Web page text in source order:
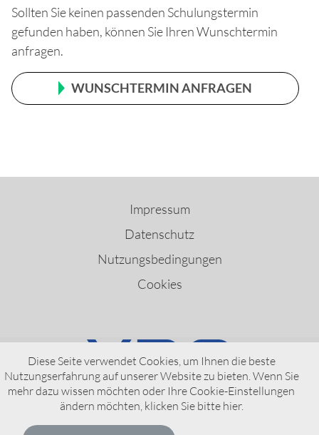
Diese Seite verwendet Cookies, um Ihnen die beste
Nutzungserfahrung auf unserer Website zu bieten. Wenn Sie
mehr dazu wissen möchten oder Ihre Cookie-Einstellungen
ändern möchten, klicken Sie bitte hier.
Sollten Sie keinen passenden Schulungstermin
gefunden haben, können Sie Ihren Wunschtermin
anfragen.
WUNSCHTERMIN ANFRAGEN
Impressum
Datenschutz
Nutzungsbedingungen
Cookies
VDO – A Brand of AUMOVIO
© AUMOVIO Germany GmbH 2026